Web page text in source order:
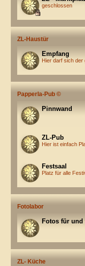
geschlossen
ZL-Haustür
Empfang
Hier darf sich der
Papperla-Pub ©
Pinnwand
ZL-Pub
Hier ist einfach
Festsaal
Platz für alle
Fotolabor
Fotos für
ZL- Küche